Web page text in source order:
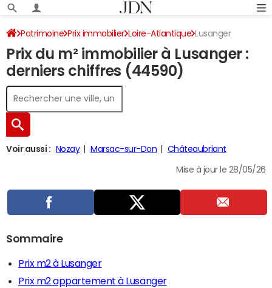
Patrimoine Prix immobilier Loire-Atlantique Lusanger
Prix du m² immobilier à Lusanger :
derniers chiffres (44590)
Voir aussi : Nozay Marsac-sur-Don Châteaubriant
Mise à jour le 28/05/26
Sommaire
Prix m2 à Lusanger
Prix m2 appartement à Lusanger